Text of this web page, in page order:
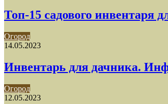
Топ-15 садового инвентаря
Огород
14.05.2023
Инвентарь для дачника.
Огород
12.05.2023